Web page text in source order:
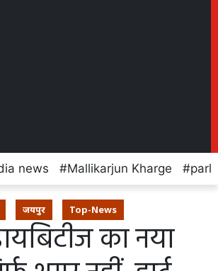
news Mallikarjun Kharge
जयपुर Top-News
का नया